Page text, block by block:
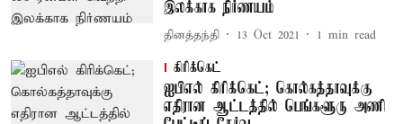
இலக்காக நிர்ணயம்
தினத்தந்தி 13 Oct 2021 1 min read
கிரிக்கெட்
ஐபிஎல் கிரிக்கெட்; கொல்கத்தாவுக்கு
எதிரான ஆட்டத்தில் பெங்களூரு அணி